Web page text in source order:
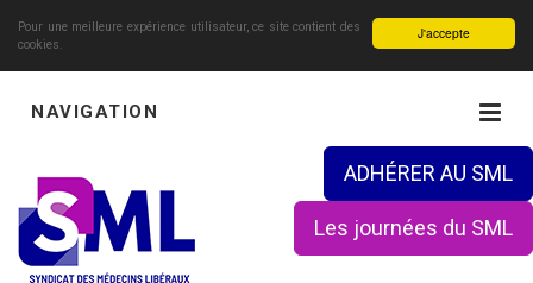
J'accepte
Pour une meilleure expérience utilisateur, ce site contient des
cookies.
NAVIGATION
ADHÉRER AU SML
Les journées du SML